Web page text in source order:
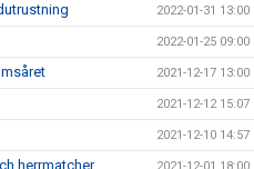
2022-01-31 13:00
2022-01-25 09:00
2021-12-17 13:00
2021-12-12 15:07
2021-12-10 14:57
herrmatcher